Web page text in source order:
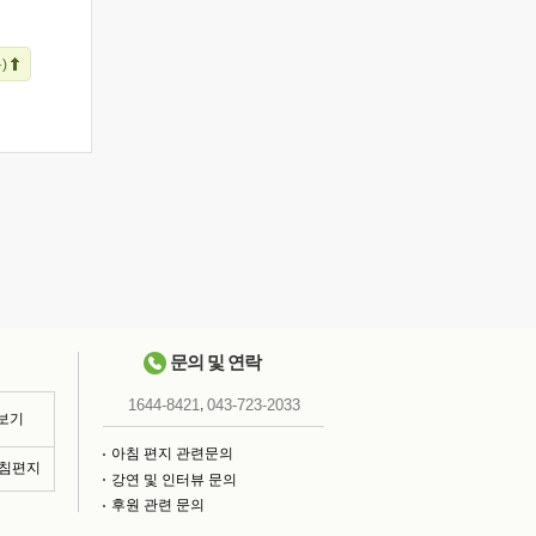
)
기
편지
문의 및 연락
1644-8421 043-723-2033
아침 편지 관련문의
강연 및 인터뷰 문의
후원 관련 문의